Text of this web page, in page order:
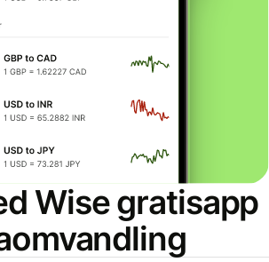
Wise gratisapp